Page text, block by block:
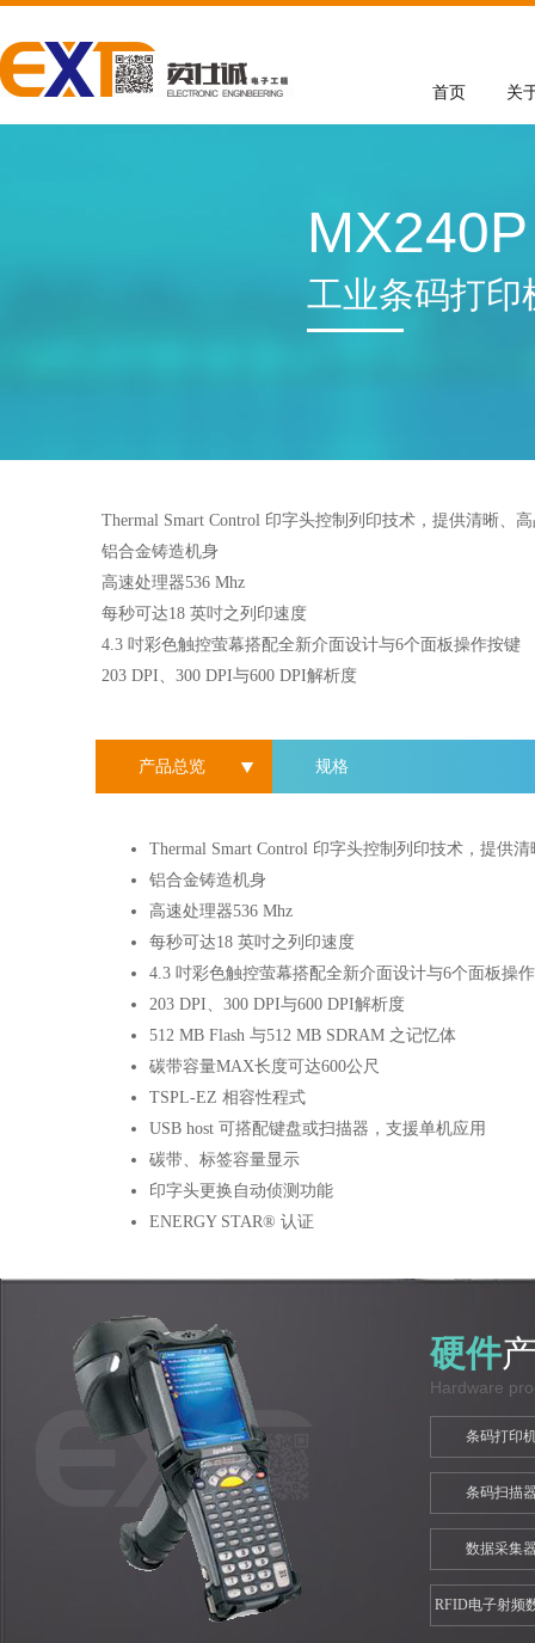
关
首页
MX240P
工业条码打印
Thermal Smart Control 印字头控制列印技术，提供清晰、
铝合金铸造机身
高速处理器536 Mhz
每秒可达18 英吋之列印速度
4.3 吋彩色触控萤幕搭配全新介面设计与6个面板操作按键
203 DPI、300 DPI与600 DPI解析度
产品总览 规格
Thermal Smart Control 印字头控制列印技术，提供
铝合金铸造机身
高速处理器536 Mhz
每秒可达18 英吋之列印速度
4.3 吋彩色触控萤幕搭配全新介面设计与6个面板操
203 DPI、300 DPI与600 DPI解析度
512 MB Flash 与512 MB SDRAM 之记忆体
碳带容量MAX长度可达600公尺
TSPL-EZ 相容性程式
USB host 可搭配键盘或扫描器，支援单机应用
碳带、标签容量显示
印字头更换自动侦测功能
ENERGY STAR® 认证
硬件
Hardware
条码打印
条码扫描
数据采集
RFID电子射频